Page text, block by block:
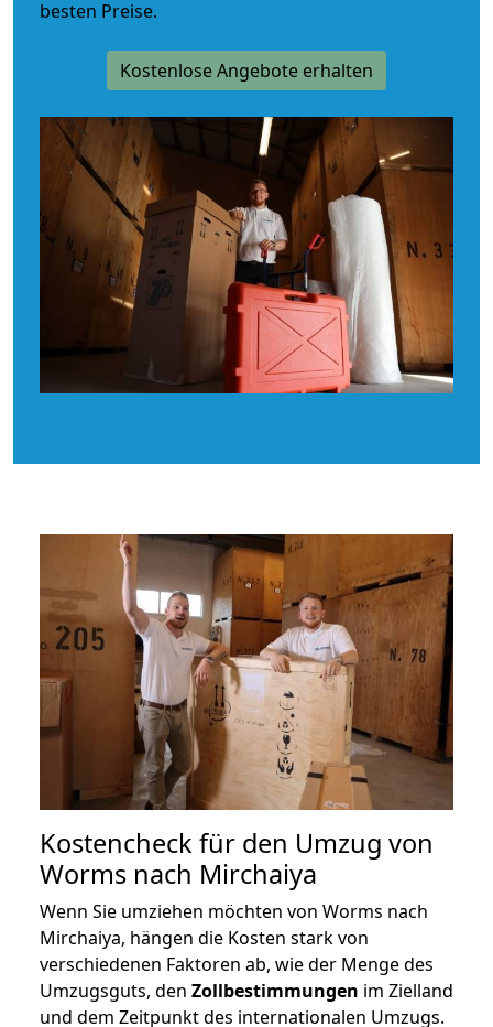
besten Preise.
Kostenlose Angebote erhalten
Kostencheck für den Umzug von
Worms nach Mirchaiya
Wenn Sie umziehen möchten von Worms nach
Mirchaiya, hängen die Kosten stark von
verschiedenen Faktoren ab, wie der Menge des
Umzugsguts, den Zollbestimmungen im Zielland
und dem Zeitpunkt des internationalen Umzugs.